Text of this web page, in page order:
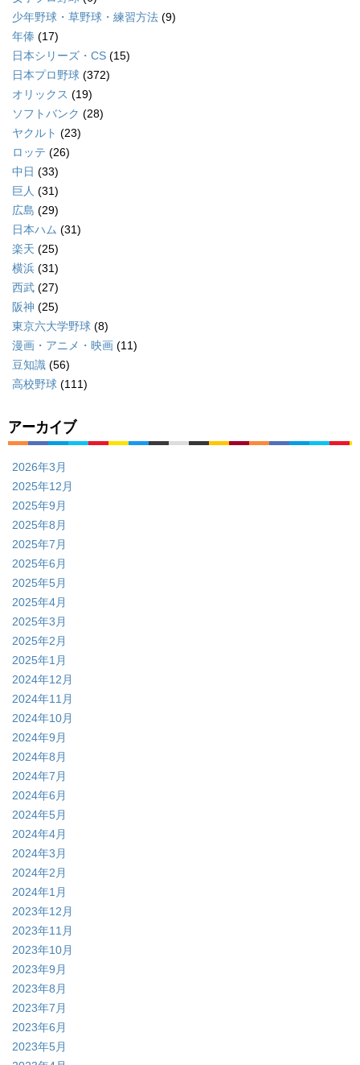
少年野球・草野球・練習方法 (9)
年俸 (17)
日本シリーズ・CS (15)
日本プロ野球 (372)
オリックス (19)
ソフトバンク (28)
ヤクルト (23)
ロッテ (26)
中日 (33)
巨人 (31)
広島 (29)
日本ハム (31)
楽天 (25)
横浜 (31)
西武 (27)
阪神 (25)
東京六大学野球 (8)
漫画・アニメ・映画 (11)
豆知識 (56)
高校野球 (111)
アーカイブ
2026年3月
2025年12月
2025年9月
2025年8月
2025年7月
2025年6月
2025年5月
2025年4月
2025年3月
2025年2月
2025年1月
2024年12月
2024年11月
2024年10月
2024年9月
2024年8月
2024年7月
2024年6月
2024年5月
2024年4月
2024年3月
2024年2月
2024年1月
2023年12月
2023年11月
2023年10月
2023年9月
2023年8月
2023年7月
2023年6月
2023年5月